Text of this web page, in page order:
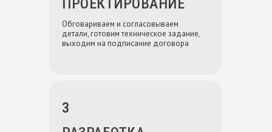
Обговариваем и согласовываем
детали, готовим техническое задание,
выходим на подписание договора
ПРОЕКТИРОВАНИЕ
3